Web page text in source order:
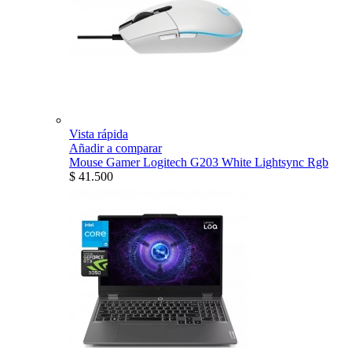
Vista rápida
Añadir a comparar
Mouse Gamer Logitech G203 White Lightsync Rgb
$ 41.500